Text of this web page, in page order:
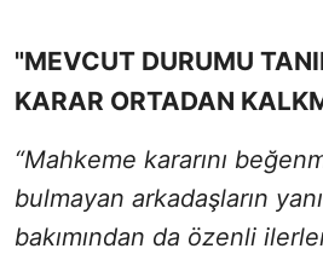
"MEVCUT DURUMU
KARAR ORTADAN
“Mahkeme kararını
bulmayan arkadaşların
bakımından da özenli